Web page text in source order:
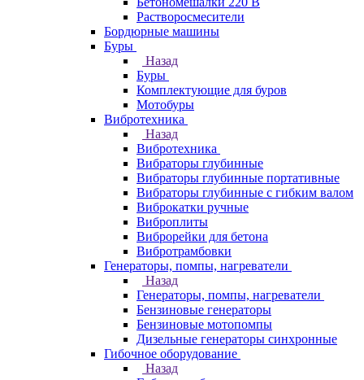
Растворосмесители
Бордюрные машины
Буры
Назад
Буры
Комплектующие для буров
Мотобуры
Вибротехника
Назад
Вибротехника
Вибраторы глубинные
Вибраторы глубинные портативные
Вибраторы глубинные с гибким валом
Виброкатки ручные
Виброплиты
Виброрейки для бетона
Вибротрамбовки
Генераторы, помпы, нагреватели
Назад
Генераторы, помпы, нагреватели
Бензиновые генераторы
Бензиновые мотопомпы
Дизельные генераторы синхронные
Гибочное оборудование
Назад